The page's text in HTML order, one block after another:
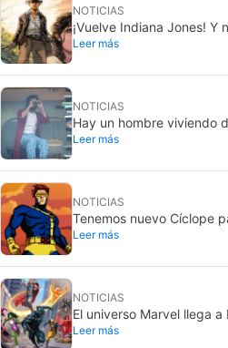
NOTICIAS
¡Vuelve Indiana Jones! Y
que ver con este proyecto
Leer más
NOTICIAS
Hay un hombre viviendo
Angeles, y solo unos
Leer más
NOTICIAS
Tenemos nuevo Cíclope
simplemente perfecto
Leer más
NOTICIAS
El universo Marvel llega
vez por todo lo alto
Leer más